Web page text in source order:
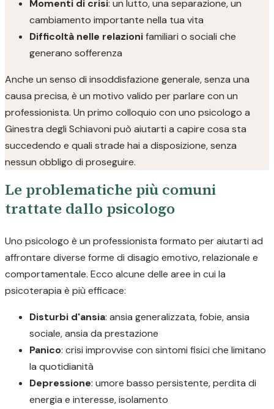
Momenti di crisi: un lutto, una separazione, un
cambiamento importante nella tua vita
Difficoltà nelle relazionifamiliari o sociali che
generano sofferenza
Anche un senso di insoddisfazione generale, senza una
causa precisa, è un motivo valido per parlare con un
professionista. Un primo colloquio con uno psicologo a
Ginestra degli Schiavoni può aiutarti a capire cosa sta
succedendo e quali strade hai a disposizione, senza
nessun obbligo di proseguire.
Le problematiche più comuni
trattate dallo psicologo
Uno psicologo è un professionista formato per aiutarti ad
affrontare diverse forme di disagio emotivo, relazionale e
comportamentale. Ecco alcune delle aree in cui la
psicoterapia è più efficace:
Disturbi d'ansia: ansia generalizzata, fobie, ansia
sociale, ansia da prestazione
Panico: crisi improvvise con sintomi fisici che limitano
la quotidianità
Depressione: umore basso persistente, perdita di
energia e interesse, isolamento